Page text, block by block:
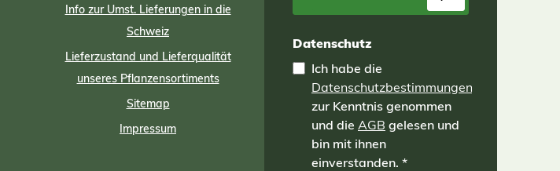
Info zur Umst. Lieferungen in die
Schweiz
Lieferzustand und Lieferqualität
unseres Pflanzensortiments
Sitemap
Impressum
Datenschutz
Ich habe die
Datenschutzbestimmungen
zur Kenntnis genommen
und die AGB gelesen und
bin mit ihnen
einverstanden. *